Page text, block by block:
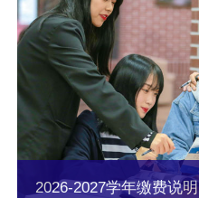
2026-2027学年缴费说明